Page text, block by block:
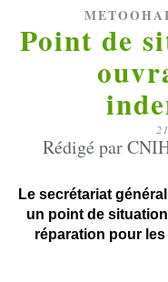
Point de
Rédigé par
Le secrétariat
un point de
réparation pour